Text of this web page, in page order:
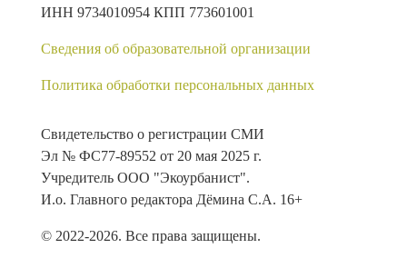
ИНН 9734010954 КПП 773601001
Сведения об образовательной организации
Политика обработки персональных данных
Свидетельство о регистрации СМИ
Эл № ФС77-89552 от 20 мая 2025 г.
Учредитель ООО "Экоурбанист".
И.о. Главного редактора Дёмина С.А. 16+
© 2022-2026. Все права защищены.